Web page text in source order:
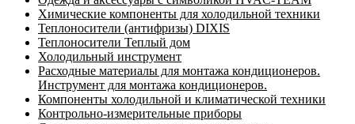
Химические компоненты для холодильной техники
Теплоносители (антифризы) DIXIS
Теплоносители Теплый дом
Холодильный инструмент
Расходные материалы для монтажа кондиционеров.
Инструмент для монтажа кондиционеров.
Компоненты холодильной и климатической техники
Контрольно-измерительные приборы